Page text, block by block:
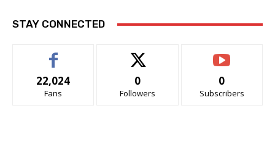
STAY CONNECTED
22,024
Fans
0
Followers
0
Subscribers